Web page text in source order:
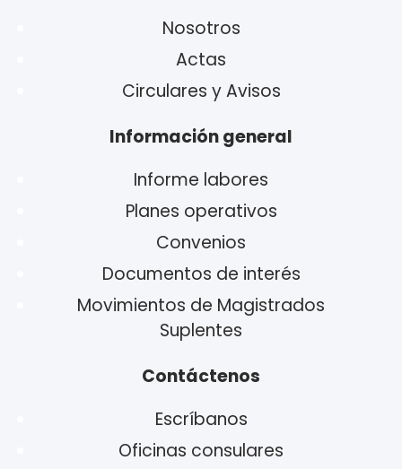
Nosotros
Actas
Circulares y Avisos
Información general
Informe labores
Planes operativos
Convenios
Documentos de interés
Movimientos de Magistrados
Suplentes
Contáctenos
Escríbanos
Oficinas consulares